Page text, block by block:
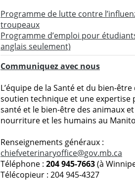
Programme de lutte contre
troupeaux
Programme d’emploi pour
anglais seulement)
Communiquez avec nous
L’équipe de la Santé et du bien-
soutien technique et une expertise
santé et le bien-être des animaux
nourriture et les humains au
Renseignements généraux :
chiefveterinaryoffice@gov.mb.ca
Téléphone : 204 945-7663(à
Télécopieur : 204 945-4327